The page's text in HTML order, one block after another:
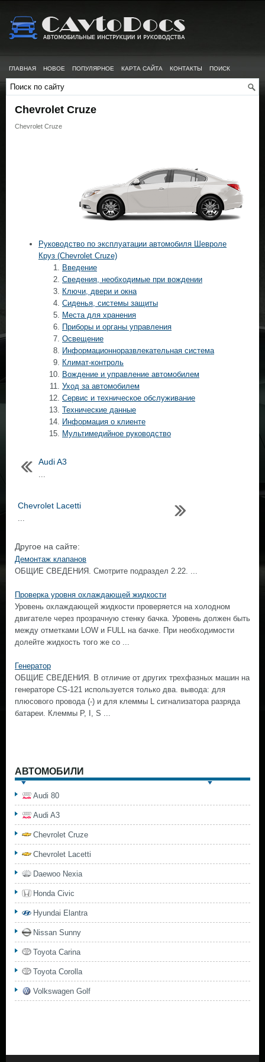
ГЛАВНАЯ НОВОЕ ПОПУЛЯРНОЕ КАРТА САЙТА КОНТАКТЫ ПОИСК
Chevrolet Cruze
Chevrolet Cruze
Руководство по эксплуатации автомобиля Шевроле
Круз (Chevrolet Cruze)
Введение
Сведения, необходимые при вождении
Ключи, двери и окна
Сиденья, системы защиты
Места для хранения
Приборы и органы управления
Освещение
Информационноразвлекательная система
Климат-контроль
Вождение и управление автомобилем
Уход за автомобилем
Сервис и техническое обслуживание
Технические данные
Информация о клиенте
Мультимедийное руководство
Audi A3
...
Chevrolet Lacetti
...
Другое на сайте:
Демонтаж клапанов
ОБЩИЕ СВЕДЕНИЯ. Смотрите подраздел 2.22. ...
Проверка уровня охлаждающей жидкости
Уровень охлаждающей жидкости проверяется на холодном
двигателе через прозрачную стенку бачка. Уровень должен быть
между отметками LOW и FULL на бачке. При необходимости
долейте жидкость того же со ...
Генератор
ОБЩИЕ СВЕДЕНИЯ. В отличие от других трехфазных машин на
генераторе CS-121 используется только два. вывода: для
плюсового провода (-) и для клеммы L сигнализатора разряда
батареи. Клеммы Р, I, S ...
АВТОМОБИЛИ
Audi 80
Audi A3
Chevrolet Cruze
Chevrolet Lacetti
Daewoo Nexia
Honda Civic
Hyundai Elantra
Nissan Sunny
Toyota Carina
Toyota Corolla
Volkswagen Golf